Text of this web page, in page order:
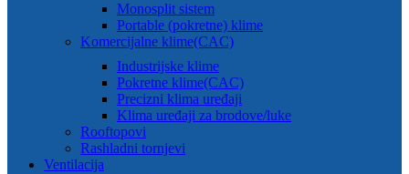
Monosplit sistem
Portable (pokretne) klime
Komercijalne klime(CAC)
Industrijske klime
Pokretne klime(CAC)
Precizni klima uređaji
Klima uređaji za brodove/luke
Rooftopovi
Rashladni tornjevi
Ventilacija